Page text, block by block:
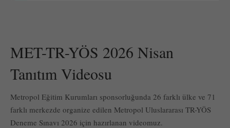
MET-TR-YÖS 2026 Nisan
Tanıtım Videosu
Metropol Eğitim Kurumları sponsorluğunda 26 farklı ülke ve 71
farklı merkezde organize edilen Metropol Uluslararası TR-YÖS
Deneme Sınavı 2026 için hazırlanan videomuz.